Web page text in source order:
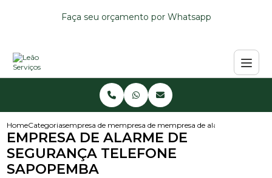
Faça seu orçamento por Whatsapp
HomeCategoriasempresa de monitoramento de alarmes
empresa de monitoramento de alarme
empresa de alarme de
EMPRESA DE ALARME DE
SEGURANÇA TELEFONE
SAPOPEMBA